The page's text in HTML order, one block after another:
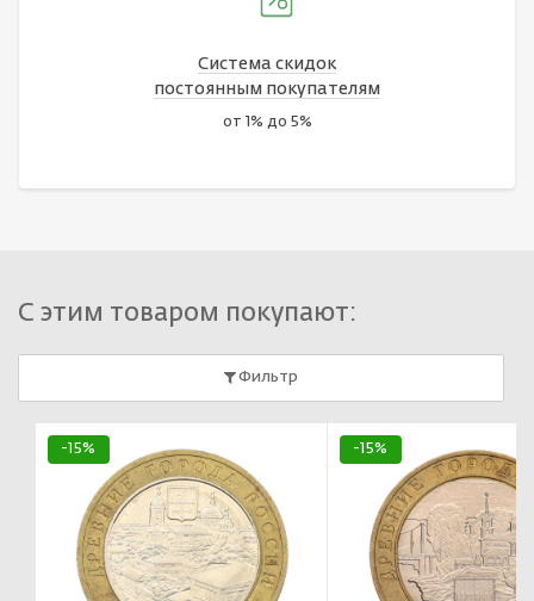
Система скидок
постоянным покупателям
от 1% до 5%
С этим товаром покупают:
Фильтр
-15% -15%